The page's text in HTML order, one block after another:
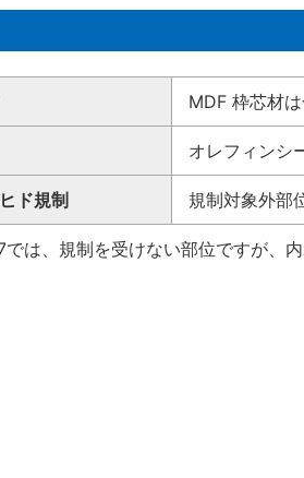
MDF 枠芯材
オレフィンシ
ド規制 規制対象外部
では、規制を受けない部位ですが